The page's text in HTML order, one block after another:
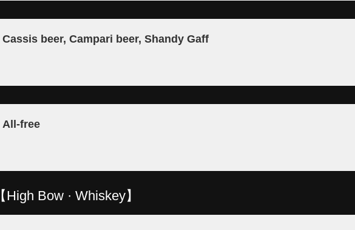
Cassis beer, Campari beer, Shandy Gaff
All-free
【High Bow · Whiskey】